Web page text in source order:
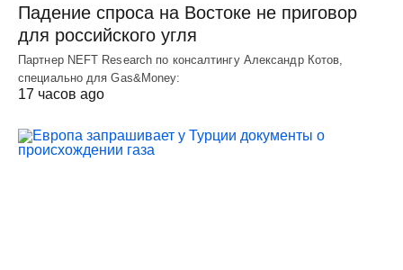
Падение спроса на Востоке не приговор
для российского угля
Партнер NEFT Research по консалтингу Александр Котов,
специально для Gas&Money:
17 часов ago